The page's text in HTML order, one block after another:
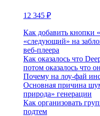
12 345 ₽
Как добавить кнопки
«следующий» на
веб‑плеера
Как оказалось что
потом оказалось что
Почему на лоу-фай
Основная причина
природа» генерации
Как организовать
подтем